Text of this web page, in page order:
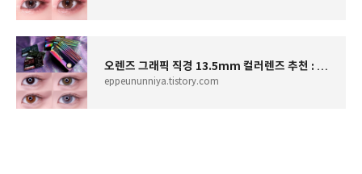
오렌즈 그래픽 직경 13.5mm 컬러렌즈 추천 : 심포니 3콘 3종(헤이즐/그린/그레이) 비교
eppeununniya.tistory.com